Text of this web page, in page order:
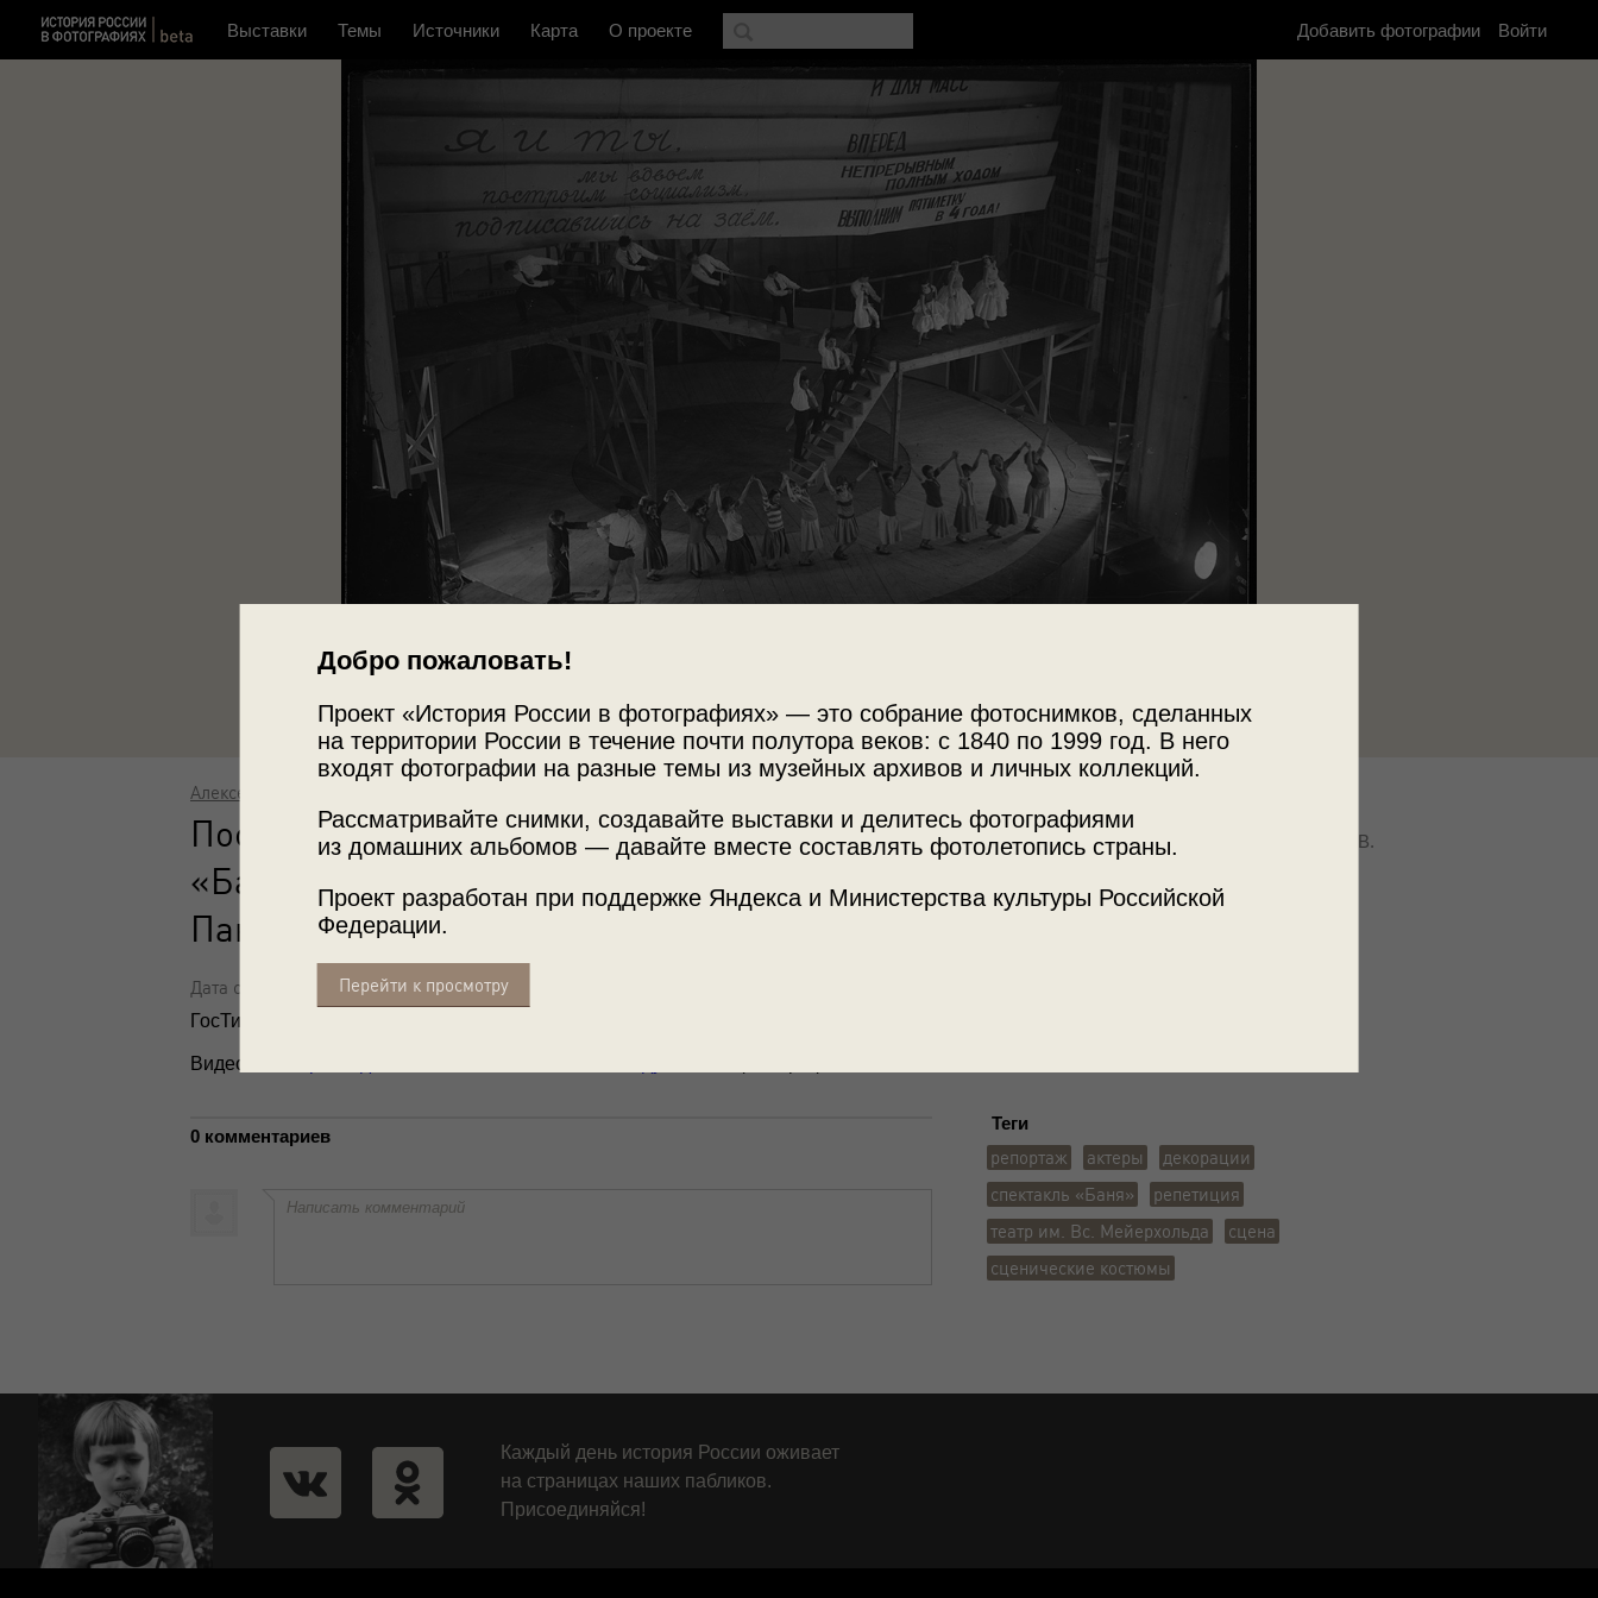
Добро пожаловать!
Проект «История России в фотографиях» — это собрание фотоснимков, сделанных
на территории России в течение почти полутора веков: с 1840 по 1999 год. В него
входят фотографии на разные темы из музейных архивов и личных коллекций.
Рассматривайте снимки, создавайте выставки и делитесь фотографиями
из домашних альбомов — давайте вместе составлять фотолетопись страны.
Проект разработан при поддержке Яндекса и Министерства культуры Российской
Федерации.
Перейти к просмотру
Выставки Темы Источники Карта О проекте Добавить фотографии Войти
Источник
ГБУК г. Москвы «Государственный музей В. В.
Теги
репортаж актеры
декорации
спектакль «Баня»
репетиция
театр им. Вс. Мейерхольда
сцена
сценические костюмы
Алексей Темерин
Постановка пьесы Владимира Маяковского
«Баня» в ГосТиМе. Сцена из III действия.
Пантомима
Дата съемки: 1930 год
ГосТиМ – Государственный театр имени Всеволода Мейерхольда.
Видео
0 комментариев
Написать комментарий
Каждый день история России оживает
на страницах наших пабликов.
Присоединяйся!